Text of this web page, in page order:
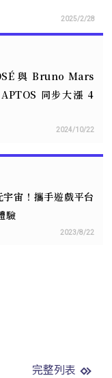
2025/2/28
與 Bruno Mars
同步大漲 4
2024/10/22
宙！攜手遊戲平台
驗
2023/8/22
完整列表